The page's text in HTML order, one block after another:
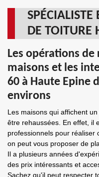
DE TOITURE
Les opérations de
maisons et les
60 à Haute Epine
environs
Les maisons qui affichent
être rehaussées. En effet, il
professionnels pour réaliser
on peut vous proposer de
Il a plusieurs années
des prix intéressants et
Sachez qu'il peut respecter